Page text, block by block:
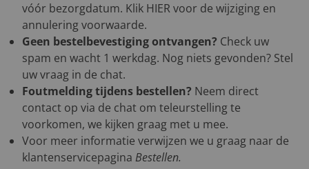
vóór bezorgdatum. Klik HIERvoor de wijziging en
annulering voorwaarde.
Geen bestelbevestiging ontvangen? Check uw
spam en wacht 1 werkdag. Nog niets gevonden? Stel
uw vraag in de chat.
Foutmelding tijdens bestellen? Neem direct
contact op via de chat om teleurstelling te
voorkomen, we kijken graag met u mee.
Voor meer informatie verwijzen we u graag naar de
klantenservicepagina Bestellen.